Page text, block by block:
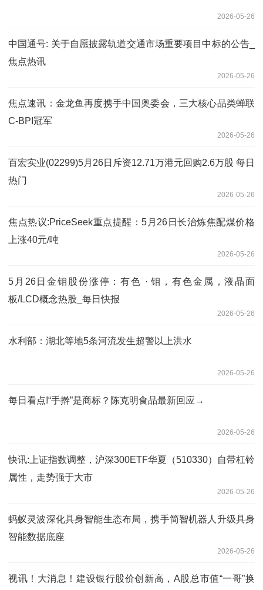
2026-05-26
中国通号: 关于自愿披露轨道交通市场重要项目中标的公告_
焦点热讯
2026-05-26
焦点速讯：金龙鱼再度携手中国奥委会，三大核心品类蝉联
C-BPI冠军
2026-05-26
百宏实业(02299)5月26日斥资12.71万港元回购2.6万股 每日
热门
2026-05-26
焦点热议:PriceSeek重点提醒：5月26日长治炼焦配煤价格
上涨40元/吨
2026-05-26
5月26日金钼股份涨停：有色 · 钼，有色金属，液晶面
板/LCD概念热股_每日快报
2026-05-26
水利部：湖北等地5条河流发生超警以上洪水
2026-05-26
每日看点!“手擀”是商标？陈克明食品最新回应→
2026-05-26
快讯:上证指数调整，沪深300ETF华夏（510330）自带杠铃
属性，走势强于大市
2026-05-26
蚂蚁灵波深化具身智能生态布局，携手简智机器人升级具身
智能数据底座
2026-05-26
视讯！大消息！建设银行股价创新高，A股总市值“一哥”换